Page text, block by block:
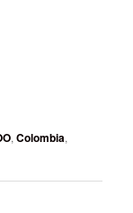
,Colombia,